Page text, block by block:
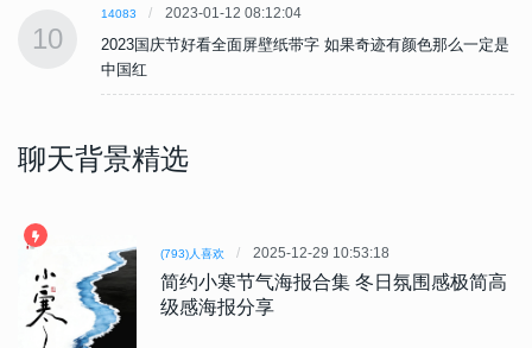
10
14083 2023-01-12 08:12:04
2023国庆节好看全面屏壁纸带字 如果奇迹有颜色那么一定是
中国红
聊天背景精选
(793)人喜欢 2025-12-29 10:53:18
简约小寒节气海报合集 冬日氛围感极简高
级感海报分享